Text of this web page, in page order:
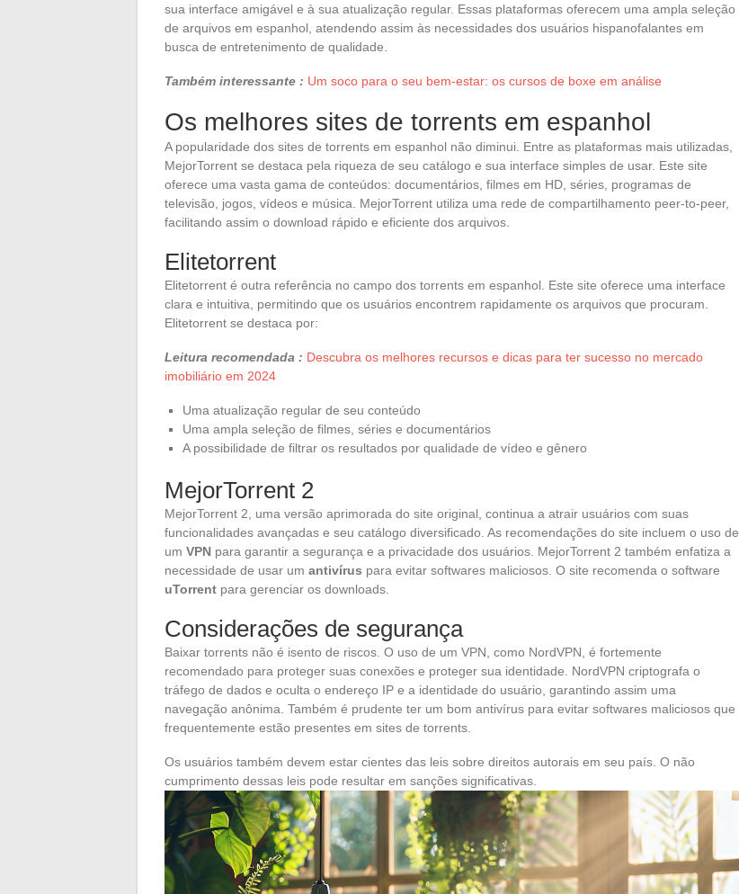
sua interface amigável e à sua atualização regular. Essas plataformas oferecem uma ampla seleção
de arquivos em espanhol, atendendo assim às necessidades dos usuários hispanofalantes em
busca de entretenimento de qualidade.
Também interessante : Um soco para o seu bem-estar: os cursos de boxe em análise
Os melhores sites de torrents em espanhol
A popularidade dos sites de torrents em espanhol não diminui. Entre as plataformas mais utilizadas,
MejorTorrent se destaca pela riqueza de seu catálogo e sua interface simples de usar. Este site
oferece uma vasta gama de conteúdos: documentários, filmes em HD, séries, programas de
televisão, jogos, vídeos e música. MejorTorrent utiliza uma rede de compartilhamento peer-to-peer,
facilitando assim o download rápido e eficiente dos arquivos.
Elitetorrent
Elitetorrent é outra referência no campo dos torrents em espanhol. Este site oferece uma interface
clara e intuitiva, permitindo que os usuários encontrem rapidamente os arquivos que procuram.
Elitetorrent se destaca por:
Leitura recomendada : Descubra os melhores recursos e dicas para ter sucesso no mercado
imobiliário em 2024
Uma atualização regular de seu conteúdo
Uma ampla seleção de filmes, séries e documentários
A possibilidade de filtrar os resultados por qualidade de vídeo e gênero
MejorTorrent 2
MejorTorrent 2, uma versão aprimorada do site original, continua a atrair usuários com suas
funcionalidades avançadas e seu catálogo diversificado. As recomendações do site incluem o uso de
um VPN para garantir a segurança e a privacidade dos usuários. MejorTorrent 2 também enfatiza a
necessidade de usar um antivírus para evitar softwares maliciosos. O site recomenda o software
uTorrent para gerenciar os downloads.
Considerações de segurança
Baixar torrents não é isento de riscos. O uso de um VPN, como NordVPN, é fortemente
recomendado para proteger suas conexões e proteger sua identidade. NordVPN criptografa o
tráfego de dados e oculta o endereço IP e a identidade do usuário, garantindo assim uma
navegação anônima. Também é prudente ter um bom antivírus para evitar softwares maliciosos que
frequentemente estão presentes em sites de torrents.
Os usuários também devem estar cientes das leis sobre direitos autorais em seu país. O não
cumprimento dessas leis pode resultar em sanções significativas.